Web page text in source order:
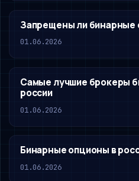
Запрещены ли бинарные
01.06.2026
Самые лучшие брокеры
россии
01.06.2026
Бинарные опционы в
01.06.2026